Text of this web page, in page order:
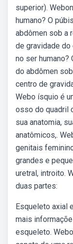
superior).
humano? O
abdômen sob a
de gravidade do
no ser humano?
do abdômen
centro de
Webo ísquio é
osso do quadril
sua anatomia,
anatômicos,.
genitais
grandes e
uretral, introito.
duas partes:
Esqueleto axial
mais
esqueleto.